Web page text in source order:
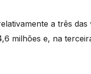
a três das
milhões e, na